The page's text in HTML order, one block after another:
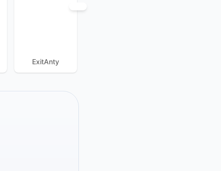
ExitAnty